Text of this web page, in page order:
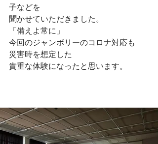
子などを
聞かせていただきました。
「備えよ常に」
今回のジャンボリーのコロナ対応も
災害時を想定した
貴重な体験になったと思います。